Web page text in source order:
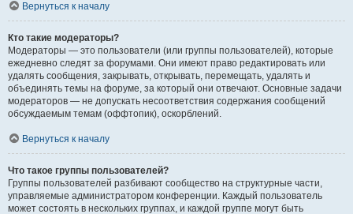
Вернуться к началу
Кто такие модераторы?
Модераторы — это пользователи (или группы пользователей), которые
ежедневно следят за форумами. Они имеют право редактировать или
удалять сообщения, закрывать, открывать, перемещать, удалять и
объединять темы на форуме, за который они отвечают. Основные задачи
модераторов — не допускать несоответствия содержания сообщений
обсуждаемым темам (оффтопик), оскорблений.
Вернуться к началу
Что такое группы пользователей?
Группы пользователей разбивают сообщество на структурные части,
управляемые администратором конференции. Каждый пользователь
может состоять в нескольких группах, и каждой группе могут быть